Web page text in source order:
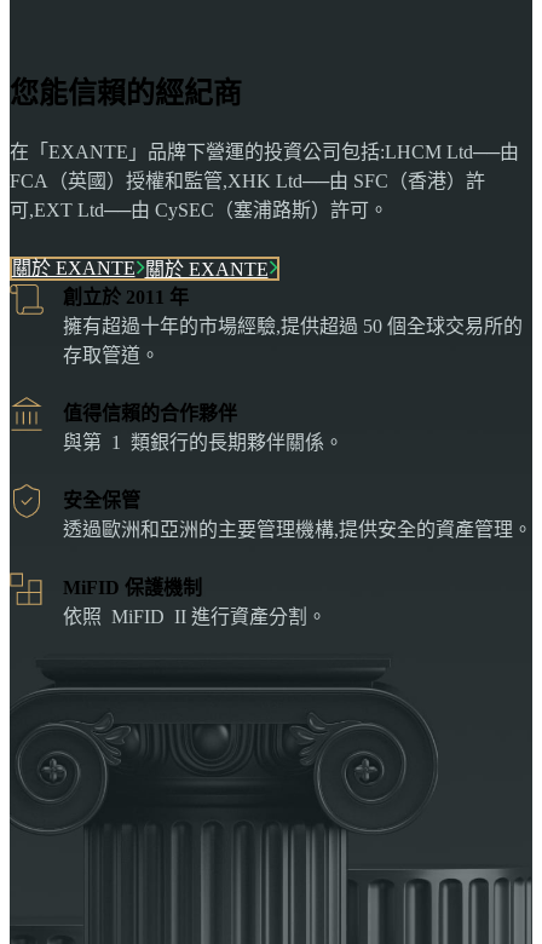
您能信賴的經紀商
在「EXANTE」品牌下營運的投資公司包括:LHCM Ltd──由
FCA（英國）授權和監管,XHK Ltd──由 SFC（香港）許
可,EXT Ltd──由 CySEC（塞浦路斯）許可。
關於 EXANTE 關於 EXANTE
創立於 2011 年
擁有超過十年的市場經驗,提供超過 50 個全球交易所的
存取管道。
值得信賴的合作夥伴
與第 1 類銀行的長期夥伴關係。
安全保管
透過歐洲和亞洲的主要管理機構,提供安全的資產管理。
MiFID 保護機制
依照 MiFID II 進行資產分割。